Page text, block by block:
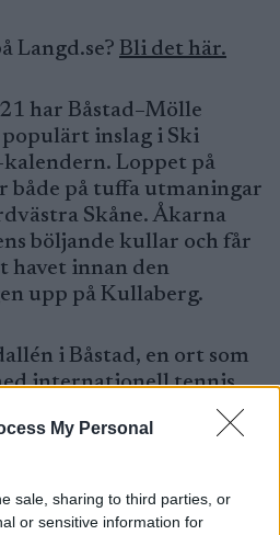
My Personal
sale, sharing to third parties, or
or sensitive information for
Langd.se? Bli det här.
har Båstad–Mölle
inslag i Ski
kalendern. Loppet på
både på tuffa utmaningar
Skåne. Åkarna
böljande kullar och får
havet innan den
upp på Kullaberg.
i Båstad, en ort som
internationell tennis
väntar en krävande
till målgången i Mölle,
arrangörerna ett